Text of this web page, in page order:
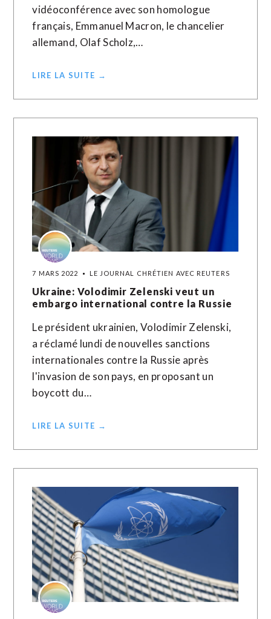
vidéoconférence avec son homologue
français, Emmanuel Macron, le chancelier
allemand, Olaf Scholz,…
LIRE LA SUITE →
7 MARS 2022 LE JOURNAL CHRÉTIEN AVEC REUTERS
Ukraine: Volodimir Zelenski veut un
embargo international contre la Russie
Le président ukrainien, Volodimir Zelenski,
a réclamé lundi de nouvelles sanctions
internationales contre la Russie après
l'invasion de son pays, en proposant un
boycott du…
LIRE LA SUITE →